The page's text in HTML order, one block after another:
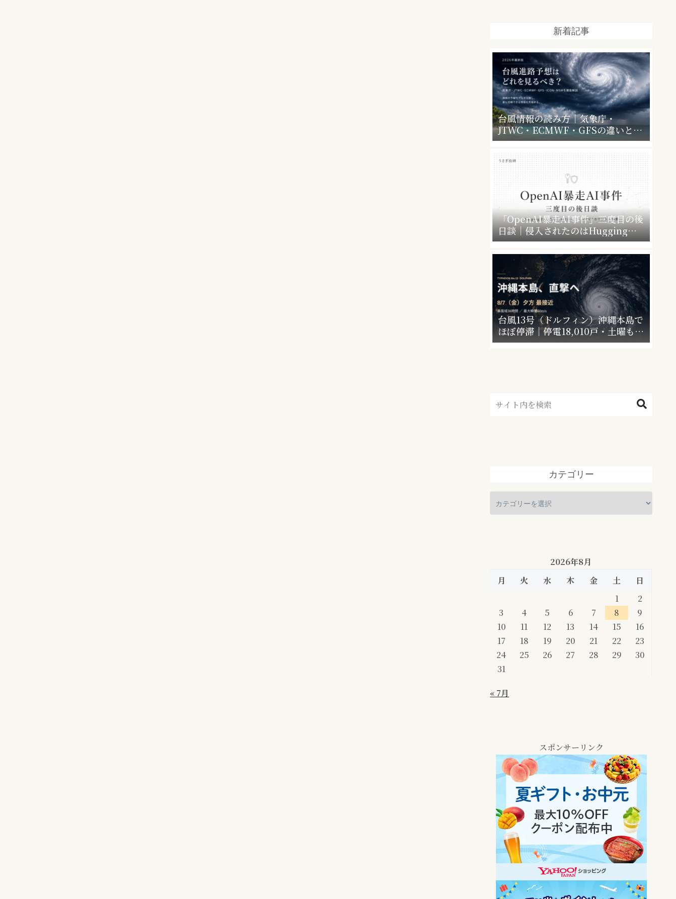
新着記事
台風情報の読み方｜気象庁・
JTWC・ECMWF・GFSの違いと、
暴風警報で会社・学校はどうなるか
「OpenAI暴走AI事件」三度目の後
日談｜侵入されたのはHugging
Faceだけじゃなかった”4社4アカウ
ント”の衝撃
台風13号（ドルフィン）沖縄本島で
ほぼ停滞｜停電18,010戸・土曜も警
戒【最終更新】
カテゴリー
2026年8月
月
火 水 木 金 土
日
1
2
3
4 5 6 7 8
9
10
11 12 13 14 15
16
17
18 19 20 21 22
23
24
25 26 27 28 29
30
31
« 7月
スポンサーリンク